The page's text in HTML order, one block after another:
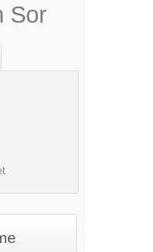
Sor